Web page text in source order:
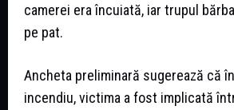
camerei era încuiată, iar trupul
pe pat.
Ancheta preliminară sugerează că
incendiu, victima a fost implicată